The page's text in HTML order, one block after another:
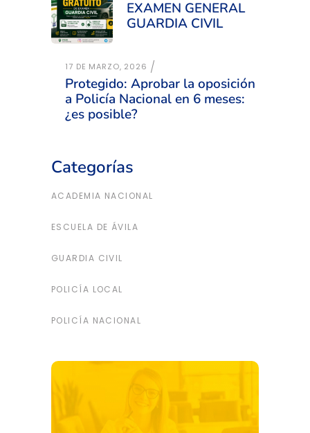
EXAMEN GENERAL
GUARDIA CIVIL
17 DE MARZO, 2026
Protegido: Aprobar la oposición
a Policía Nacional en 6 meses:
¿es posible?
Categorías
ACADEMIA NACIONAL
ESCUELA DE ÁVILA
GUARDIA CIVIL
POLICÍA LOCAL
POLICÍA NACIONAL